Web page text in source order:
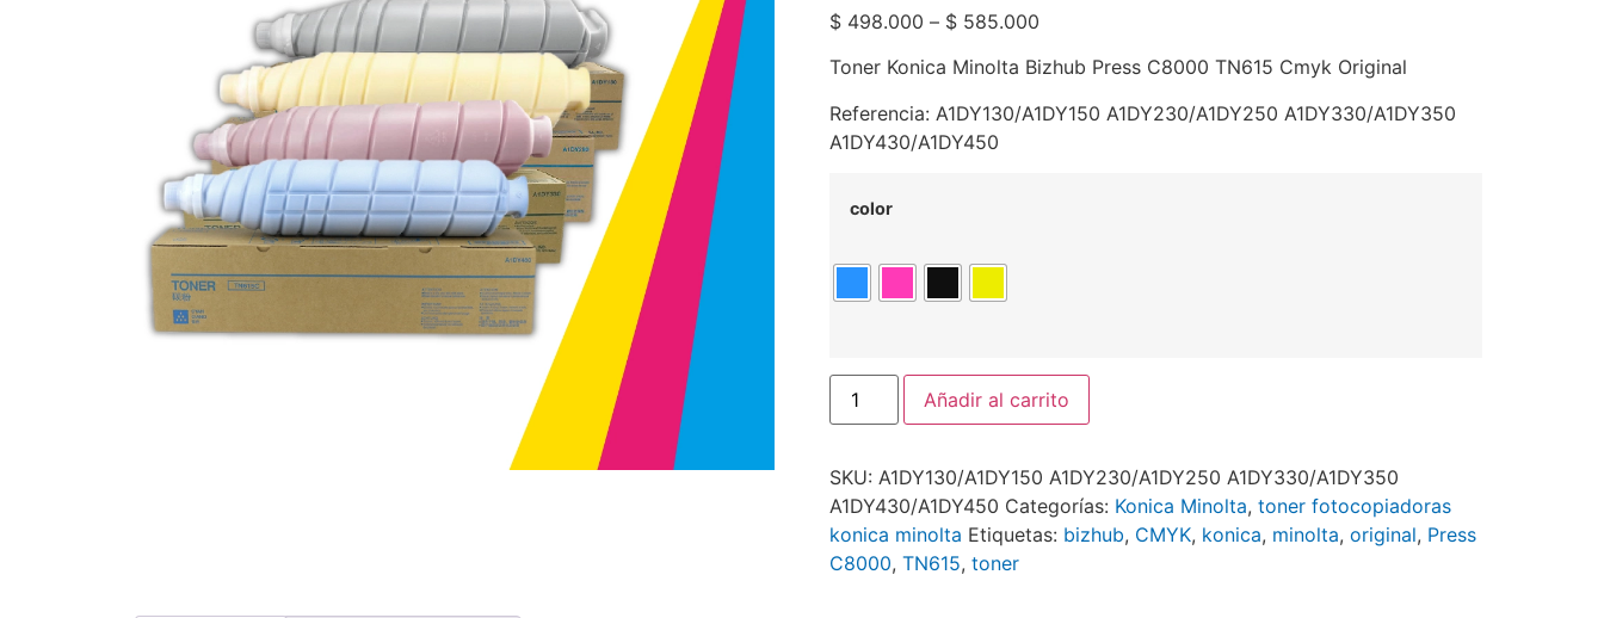
$498.000 – $585.000
Toner Konica Minolta Bizhub Press C8000 TN615 Cmyk Original
Referencia: A1DY130/A1DY150 A1DY230/A1DY250 A1DY330/A1DY350
A1DY430/A1DY450
color
Añadir al carrito
SKU: A1DY130/A1DY150 A1DY230/A1DY250 A1DY330/A1DY350
A1DY430/A1DY450 Categorías: Konica Minolta, toner fotocopiadoras
konica minolta Etiquetas: bizhub, CMYK, konica, minolta, original, Press
C8000, TN615, toner